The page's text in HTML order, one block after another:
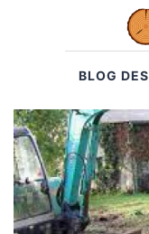
BLOG